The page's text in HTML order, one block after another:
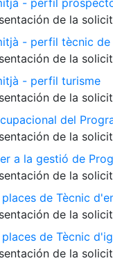
- perfil
de la
- perfil tècnic
de la
- perfil turisme
de la
del
de la
a la gestió de
de la
de Tècnic
de la
de Tècnic
de la